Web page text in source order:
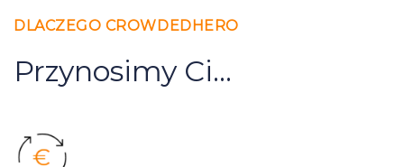
DLACZEGO CROWDEDHERO
Przynosimy Ci...